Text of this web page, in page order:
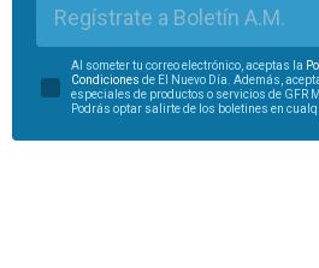
Regístrate a Boletín A.M.
Al someter tu correo electrónico, aceptas la
Condiciones de El Nuevo Día. Además,
especiales de productos o servicios de GFR
Podrás optar salirte de los boletines en